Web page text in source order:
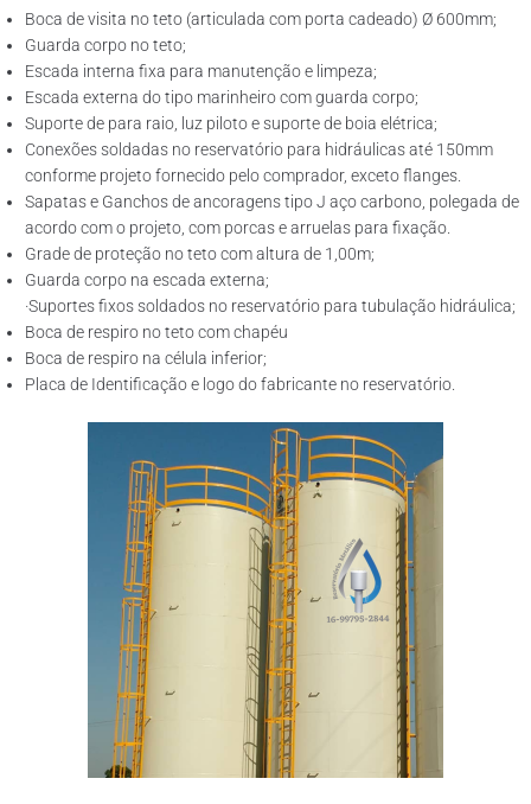
Boca de visita no teto (articulada com porta cadeado) Ø 600mm;
Guarda corpo no teto;
Escada interna fixa para manutenção e limpeza;
Escada externa do tipo marinheiro com guarda corpo;
Suporte de para raio, luz piloto e suporte de boia elétrica;
Conexões soldadas no reservatório para hidráulicas até 150mm
conforme projeto fornecido pelo comprador, exceto flanges.
Sapatas e Ganchos de ancoragens tipo J aço carbono, polegada de
acordo com o projeto, com porcas e arruelas para fixação.
Grade de proteção no teto com altura de 1,00m;
Guarda corpo na escada externa;
·Suportes fixos soldados no reservatório para tubulação hidráulica;
Boca de respiro no teto com chapéu
Boca de respiro na célula inferior;
Placa de Identificação e logo do fabricante no reservatório.